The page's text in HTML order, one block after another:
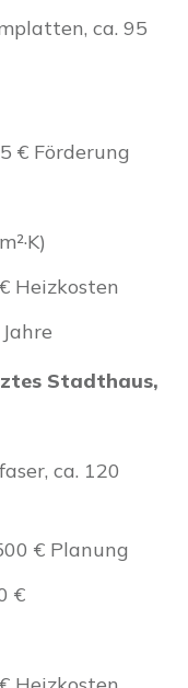
ca. 95
€ Förderung
Heizkosten
Stadthaus,
ca. 120
€ Planung
€